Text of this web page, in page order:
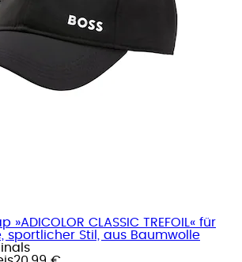
»ADICOLOR CLASSIC TREFOIL« für
sportlicher Stil, aus Baumwolle